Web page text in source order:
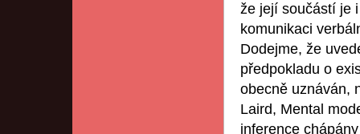
že její součástí je
komunikaci
Dodejme, že
předpokladu o
obecně uznáván,
Laird, Mental
inference